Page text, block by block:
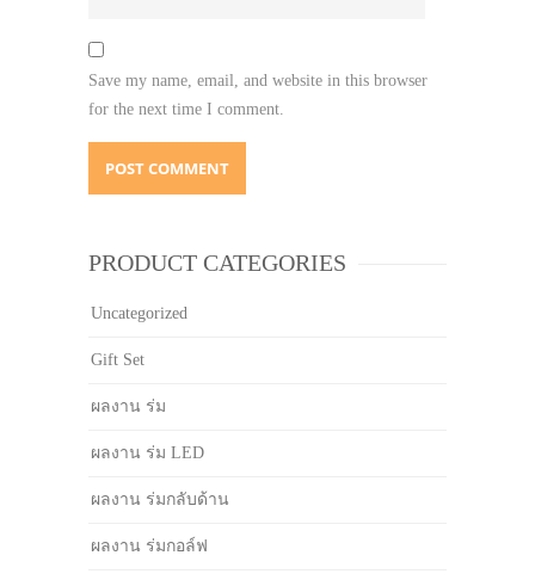
Save my name, email, and website in this browser
for the next time I comment.
PRODUCT CATEGORIES
Uncategorized
Gift Set
ผลงาน ร่ม
ผลงาน ร่ม LED
ผลงาน ร่มกลับด้าน
ผลงาน ร่มกอล์ฟ